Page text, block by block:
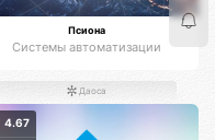
Псиона
Системы автоматизации
Даоса
4.67